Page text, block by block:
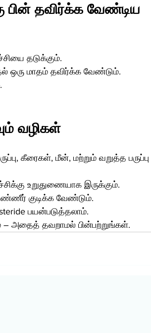
பின் தவிர்க்க வேண்டிய
தடுக்கும்.
ஒரு மாதம் தவிர்க்க வேண்டும்.
வழிகள்
கீரைகள், மீன், மற்றும் வறுத்த பருப்பு
உறுதுணையாக இருக்கும்.
குடிக்க வேண்டும்.
பயன்படுத்தலாம்.
– அதைத் தவறாமல் பின்பற்றுங்கள்.